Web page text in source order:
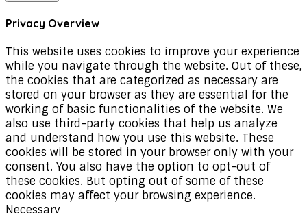
Privacy Overview
This website uses cookies to improve your experience
while you navigate through the website. Out of these,
the cookies that are categorized as necessary are
stored on your browser as they are essential for the
working of basic functionalities of the website. We
also use third-party cookies that help us analyze
and understand how you use this website. These
cookies will be stored in your browser only with your
consent. You also have the option to opt-out of
these cookies. But opting out of some of these
cookies may affect your browsing experience.
Necessary